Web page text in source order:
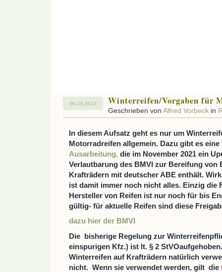
06.10.2024 Winterreifen/Vorgaben für
Geschrieben von Alfred Vorbeck in
In diesem Aufsatz geht es nur um
Motorradreifen allgemein. Dazu gibt es eine
Ausarbeitung, die im November 2021 ein
Verlautbarung des BMVI zur Bereifung von
Krafträdern mit deutscher ABE enthält.
ist damit immer noch nicht alles. Einzig die
Hersteller von Reifen ist nur noch für bis
gültig- für aktuelle Reifen sind diese
dazu hier der BMVI
Die bisherige Regelung zur
einspurigen Kfz.) ist lt. § 2
Winterreifen auf Krafträdern natürlich
nicht. Wenn sie verwendet werden, gilt die